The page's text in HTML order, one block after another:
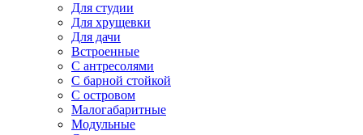
Для студии
Для хрущевки
Для дачи
Встроенные
С антресолями
С барной стойкой
С островом
Малогабаритные
Модульные